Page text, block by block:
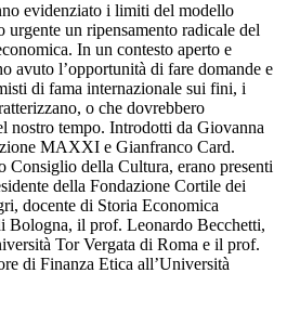
evidenziato i limiti del modello
urgente un ripensamento radicale del
In un contesto aperto e
avuto l’opportunità di fare domande e
di fama internazionale sui fini, i
o che dovrebbero
nostro tempo. Introdotti da Giovanna
MAXXI e Gianfranco Card.
Consiglio della Cultura, erano presenti
della Fondazione Cortile dei
docente di Storia Economica
Bologna, il prof. Leonardo Becchetti,
Tor Vergata di Roma e il prof.
di Finanza Etica all’Università